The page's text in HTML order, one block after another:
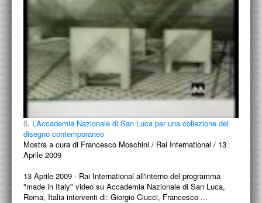
8. L’Accademia Nazionale di San Luca per una collezione del
disegno contemporaneo
Mostra a cura di Francesco Moschini / Rai International / 13
Aprile 2009
13 Aprile 2009 - Rai International all'interno del programma
"made in Italy" video su Accademia Nazionale di San Luca,
Roma, Italia interventi di: Giorgio Ciucci, Francesco ...